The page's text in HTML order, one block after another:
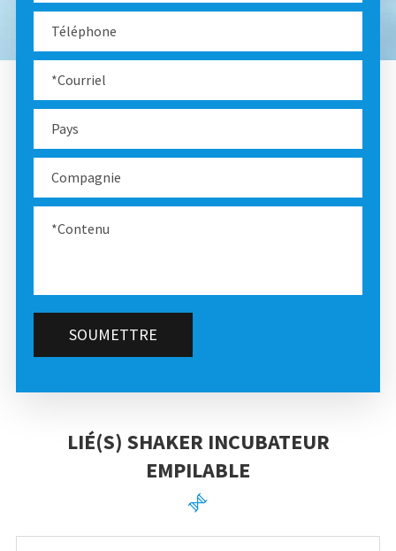
SOUMETTRE
LIÉ(S) SHAKER INCUBATEUR
EMPILABLE
